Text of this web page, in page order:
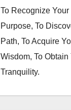
To Recognize Your
Purpose, To
Path, To Acquire
Wisdom, To Obtain
Tranquility.